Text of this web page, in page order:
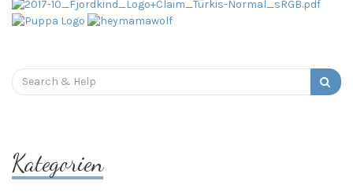
Search
for:
Kategorien